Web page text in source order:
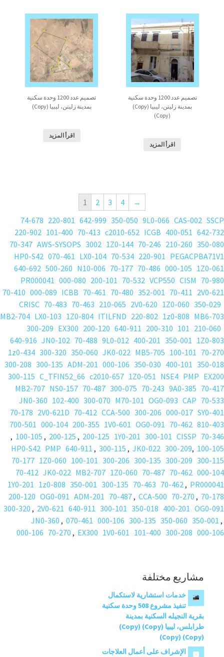
تصميم عدد 1200 وحدة سكنية
بمدينة زليتن، ليبيا (Copy)
اقرأ المزيد
تصميم عدد 1200 وحدة سكنية
بمدينة زليتن، ليبيا (Copy)
(Copy)
اقرأ المزيد
1 2 3 4
→
SSCP
CAS-002
9L0-066
350-050
642-999
220-801
74-678
642-732
400-051
ICGB
c2010-652
70-413
101-400
220-902
350-080
210-260
70-246
1Z0-144
3002
AWS-SYSOPS
70-347
PEGACPBA71V1
220-901
70-534
LX0-104
070-461
HP0-S42
1Z0-061
000-105
70-486
70-177
N10-006
500-260
640-692
70-980
CISM
VCP550
70-532
200-101
000-080
PR000041
2V0-621
70-411
352-001
70-480
70-461
ICBB
000-089
70-410
350-029
1Z0-060
2V0-620
210-065
70-463
70-483
CRISC
MB6-703
1z0-808
220-802
ITILFND
1Z0-804
LX0-103
MB2-704
210-060
101
200-310
640-911
200-120
EX300
300-209
1Z0-803
350-001
400-201
9L0-012
70-488
JN0-102
640-916
70-270
100-101
MB5-705
JK0-022
350-060
300-320
1z0-434
350-018
400-101
350-030
000-106
ADM-201
300-135
300-208
EX200
PMP
NSE4
1Z0-051
c2010-657
C_TFIN52_66
300-115
70-417
9A0-385
70-243
300-075
70-487
NS0-157
MB2-707
70-533
CAP
OG0-093
M70-101
300-070
102-400
JN0-360
SY0-401
000-017
300-206
CCA-500
70-412
2V0-621D
70-178
810-403
70-462
OG0-091
1V0-601
200-355
000-104
700-501
70-346
CISSP
300-101
1Y0-201
200-125
,
200-125
,
100-105
,
100-105
,
300-209
JK0-022
,
300-115
,
640-911
PMP
HP0-S42
300-115
300-209
300-135
300-206
100-101
1Z0-060
70-177
000-104
70-462
70-487
1Z0-060
MB2-707
JK0-022
70-412
PR000041
,
70-462
70-463
300-135
350-001
1z0-808
1Y0-201
70-178
,
70-270
CCA-500
,
70-487
ADM-201
OG0-091
200-120
OG0-091
400-201
350-018
300-101
640-911
2V0-621
,
300-320
,
350-001
350-060
300-135
000-106
070-461
,
JN0-360
000-106
300-208
101-400
1V0-601
EX300
,
70-270
000-106
مشاريع مختلفة
خدمات استشارية لاستكمال
تنفيذ مشروع 508 وحدة سكنية
بقرية النجيله السكنية بمدينة
طرابلس، ليبيا (Copy) (Copy)
(Copy) (Copy)
الإشراف على أعمال العلاجات